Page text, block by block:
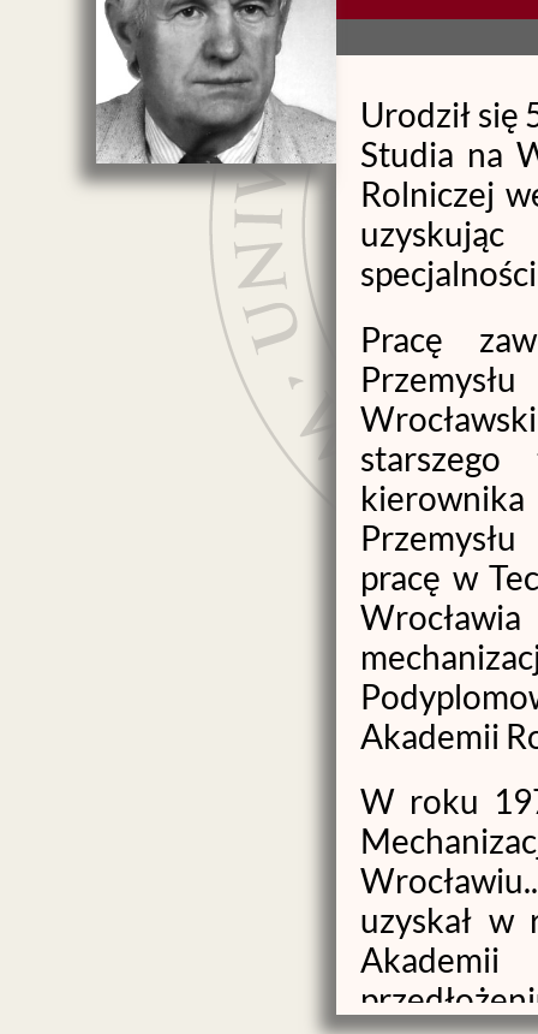
Urodził się
Studia na
Rolniczej
Pracę
starszego
pracę w
Akademii
W roku
uzyskał w